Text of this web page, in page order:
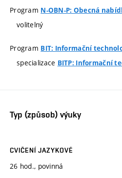
Program N-OBN-P: Obecná
volitelný
Program BIT: Informační
specializace BITP: Informační
Typ (způsob) výuky
CVIČENÍ JAZYKOVÉ
26 hod., povinná